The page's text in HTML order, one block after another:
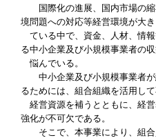
国際化の進展、国内市場の縮
境問題への対応等経営環境が大
ている中で、資金、人材、情
る中小企業及び小規模事業者の
悩んでいる。
中小企業及び小規模事業者が
るためには、組合組織を活用し
経営資源を補うとともに、経
強化が不可欠である。
そこで、本事業により、組合